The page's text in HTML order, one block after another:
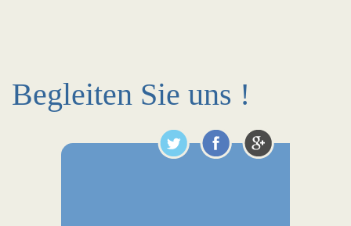
Begleiten Sie uns !